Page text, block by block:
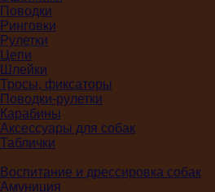
Поводки
Ринговки
Рулетки
Цепи
Шлейки
Тросы, фиксаторы
Поводки-рулетки
Карабины
Аксессуары для собак
Таблички
Воспитание и дрессировка собак
Амуниция